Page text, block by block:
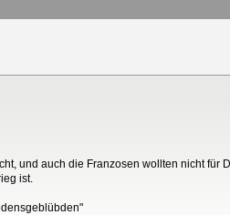
und auch die Franzosen wollten nicht für
ist.